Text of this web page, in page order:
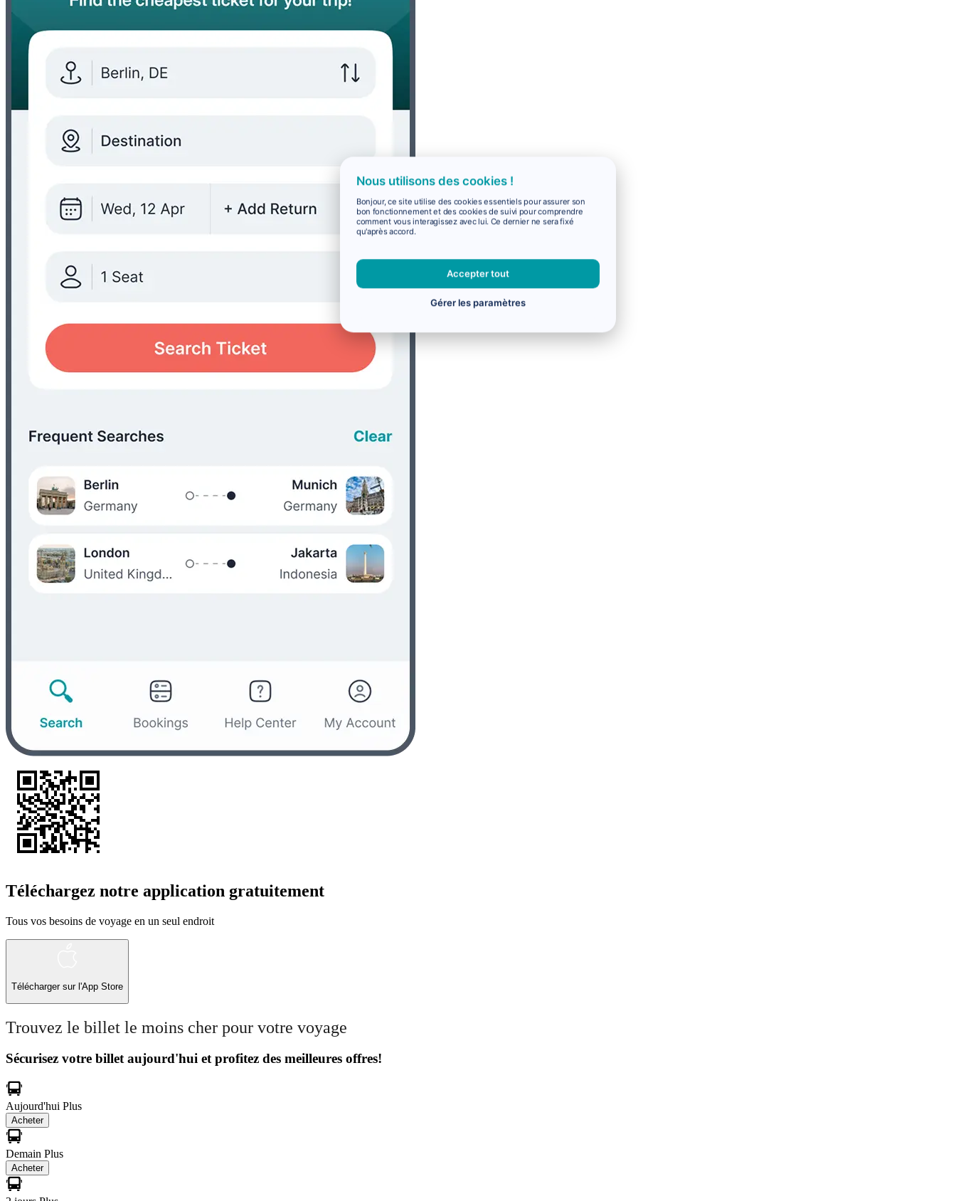
Téléchargez notre application gratuitement
Tous vos besoins de voyage en un seul endroit
Télécharger sur l'App Store
Trouvez le billet le moins cher pour votre voyage
Sécurisez votre billet aujourd'hui et profitez des meilleures offres!
Aujourd'hui Plus
Acheter
Demain Plus
Acheter
Nous utilisons des cookies !
Bonjour, ce site utilise des cookies essentiels pour assurer son
bon fonctionnement et des cookies de suivi pour comprendre
comment vous interagissez avec lui. Ce dernier ne sera fixé
qu'après accord.
Accepter tout
Gérer les paramètres